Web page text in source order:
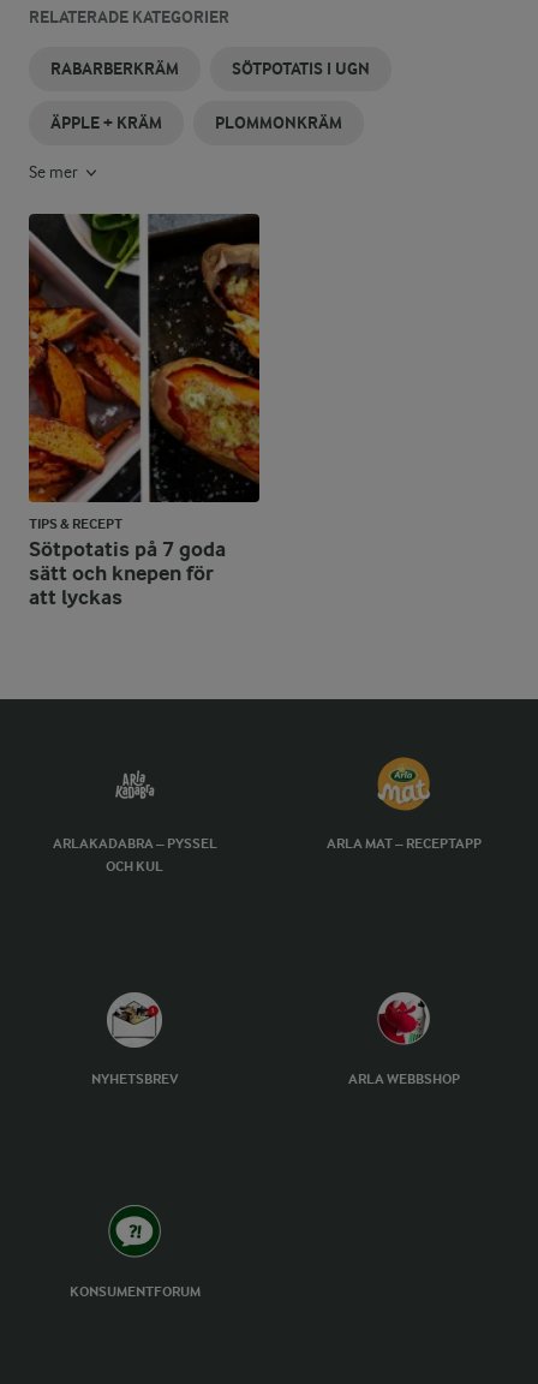
RELATERADE KATEGORIER
RABARBERKRÄM SÖTPOTATIS I UGN
ÄPPLE + KRÄM PLOMMONKRÄM
Se mer
TIPS & RECEPT
Sötpotatis på 7 goda
sätt och knepen för
att lyckas
ARLAKADABRA – PYSSEL
OCH KUL
ARLA MAT – RECEPTAPP
NYHETSBREV ARLA WEBBSHOP
KONSUMENTFORUM